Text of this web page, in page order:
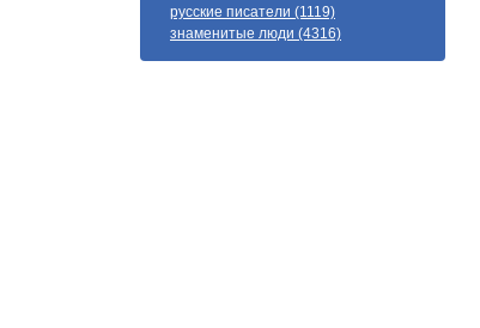
русские писатели (1119)
знаменитые люди (4316)